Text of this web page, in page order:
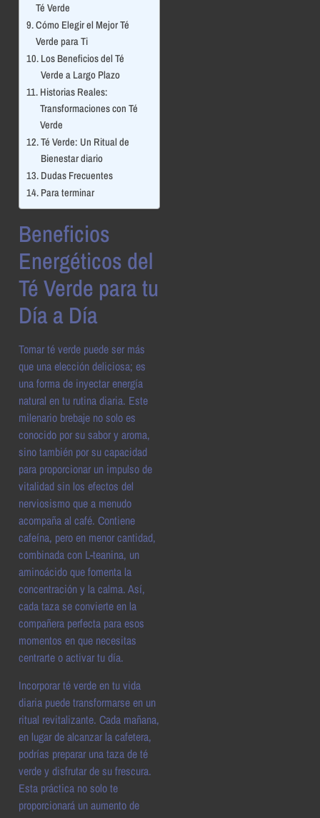
Té Verde
Cómo Elegir el Mejor Té
Verde para Ti
Los Beneficios del Té
Verde a Largo Plazo
Historias Reales:
Transformaciones con Té
Verde
Té Verde: Un Ritual de
Bienestar diario
Dudas Frecuentes
Para terminar
Beneficios
Energéticos del
Té Verde para tu
Día a Día
Tomar té verde puede ser más
que una elección deliciosa; es
una forma de inyectar energía
natural en tu rutina diaria. Este
milenario brebaje no solo es
conocido por su sabor y aroma,
sino también por su capacidad
para proporcionar un impulso de
vitalidad sin los efectos del
nerviosismo que a menudo
acompaña al café. Contiene
cafeína, pero en menor cantidad,
combinada con L-teanina, un
aminoácido que fomenta la
concentración y la calma. Así,
cada taza se convierte en la
compañera perfecta para esos
momentos en que necesitas
centrarte o activar tu día.
Incorporar té verde en tu vida
diaria puede transformarse en un
ritual revitalizante. Cada mañana,
en lugar de alcanzar la cafetera,
podrías preparar una taza de té
verde y disfrutar de su frescura.
Esta práctica no solo te
proporcionará un aumento de